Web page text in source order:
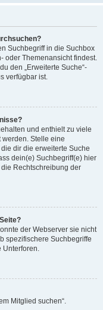
Suchbegriff in die Suchbox
oder Themenansicht findest.
den „Erweiterte Suche“-
verfügbar ist.
und enthielt zu viele
Stelle eine
dir die erweiterte Suche
dein(e) Suchbegriff(e) hier
Rechtschreibung der
der Webserver sie nicht
spezifischere Suchbegriffe
Mitglied suchen“.